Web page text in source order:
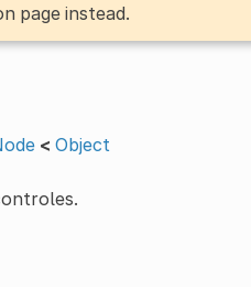
page instead.
< Object